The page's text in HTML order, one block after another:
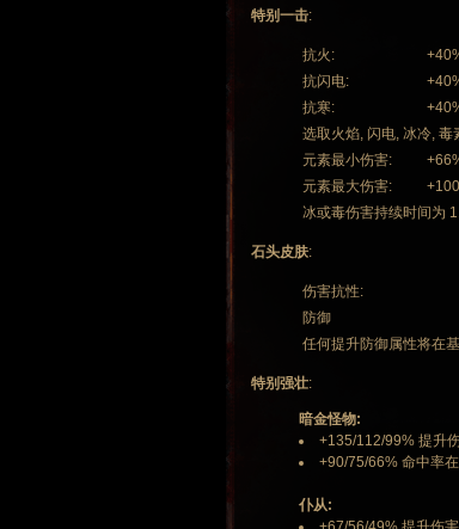
特别一击:
抗火:
抗闪电:
抗寒:
选取火焰, 闪电, 冰冷, 毒
元素最小伤害:
元素最大伤害:
冰或毒伤害持续时间为
石头皮肤:
伤害抗性:
防御
任何提升防御属性将在
特别强壮:
暗金怪物:
+135/112/99% 提升
+90/75/66% 命中率
仆从: